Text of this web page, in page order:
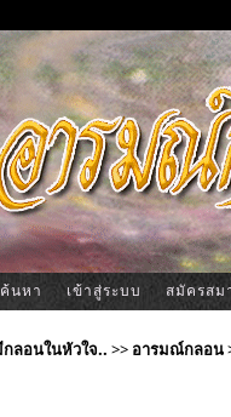
ค้นหา เข้าสู่ระบบ สมัครสม
ลอนในหัวใจ.. >> อารมณ์กลอน